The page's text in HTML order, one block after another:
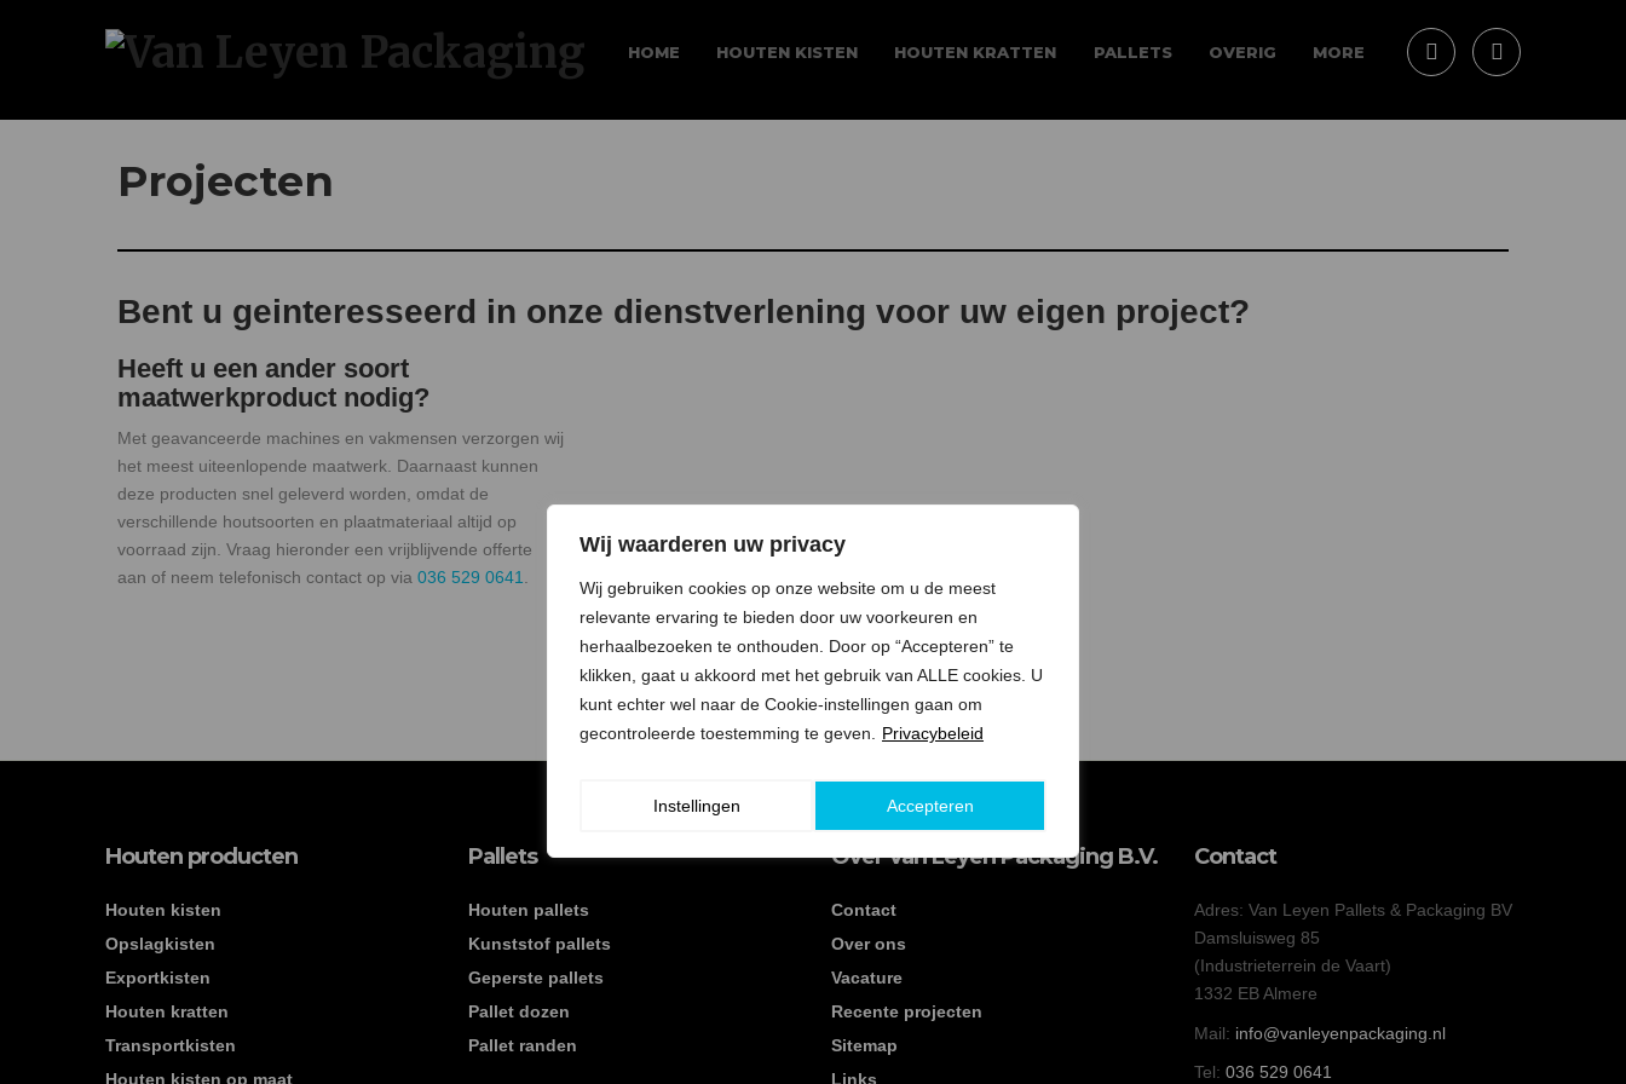
Wij waarderen uw privacy
Wij gebruiken cookies op onze website om u de meest
relevante ervaring te bieden door uw voorkeuren en
herhaalbezoeken te onthouden. Door op “Accepteren” te
klikken, gaat u akkoord met het gebruik van ALLE cookies. U
kunt echter wel naar de Cookie-instellingen gaan om
gecontroleerde toestemming te geven.
Privacybeleid
Instellingen Accepteren
HOME HOUTEN KISTEN HOUTEN KRATTEN PALLETS OVERIG MORE
Projecten
Bent u geinteresseerd in onze dienstverlening voor uw eigen project?
Heeft u een ander soort
maatwerkproduct nodig?
Met geavanceerde machines en vakmensen verzorgen wij
het meest uiteenlopende maatwerk. Daarnaast kunnen
deze producten snel geleverd worden, omdat de
verschillende houtsoorten en plaatmateriaal altijd op
voorraad zijn. Vraag hieronder een vrijblijvende offerte
aan of neem telefonisch contact op via 036 529 0641
OFFERTE AANVRAGEN
Houten producten
Houten kisten
Opslagkisten
Exportkisten
Houten kratten
Transportkisten
Houten kisten op maat
Pallets
Houten pallets
Kunststof pallets
Geperste pallets
Pallet dozen
Pallet randen
Over Van Leyen Packaging B.V.
Contact
Over ons
Vacature
Recente projecten
Sitemap
Links
Contact
Adres: Van Leyen Pallets & Packaging BV
Damsluisweg 85
(Industrieterrein de Vaart)
1332 EB Almere
Mail: info@vanleyenpackaging.nl
Tel: 036 529 0641